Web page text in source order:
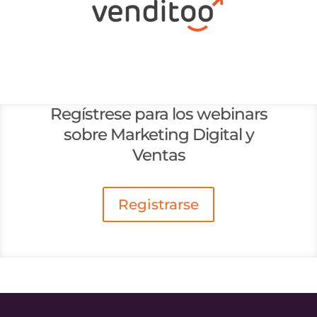
Regístrese para los webinars
sobre Marketing Digital y
Ventas
Registrarse